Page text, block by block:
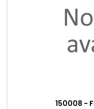
150008 -